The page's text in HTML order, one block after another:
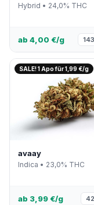
Hybrid • 24,0% THC
ab 4,00 €/g
SALE! 1 Apo für 1,99 €/g
avaay
Indica • 23,0% THC
ab 3,99 €/g